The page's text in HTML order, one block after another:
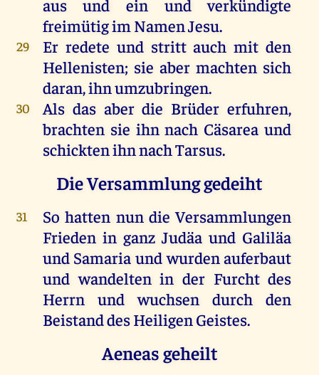
aus
und ein und
verkündigte
freimütigim NamenJesu.
29 Er redete und stritt auch mit den
Hellenisten; sie aber machten sich
daran,ihnumzubringen.
30 Als das aber die Brüder erfuhren,
brachten sie ihn nach Cäsarea und
schicktenihnnachTarsus.
Die Versammlung gedeiht
31 So hatten nun die Versammlungen
Frieden in ganz Judäa und Galiläa
und Samaria undwurdenauferbaut
und wandelten in der Furcht des
Herrn
und wuchsen durch
den
BeistanddesHeiligenGeistes.
Aeneas geheilt